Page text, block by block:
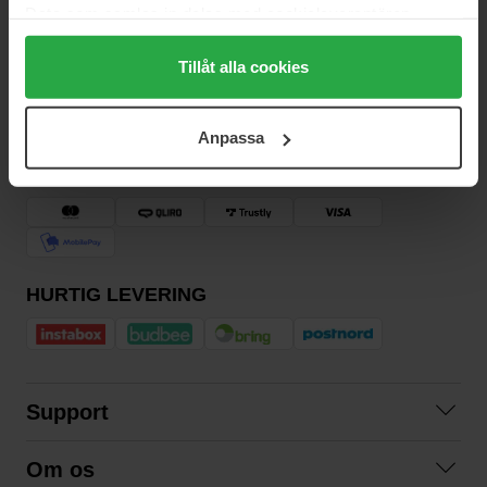
Genom att trycka på "Tillåt alla cookies" accepterar du
alla cookies, medan du under "Detaljer" kan anpassa
användningen av cookies. Du kan när som helst återkalla
samt vår Integritetspolicy.
Tillåt alla cookies
Anpassa
Vil du have de bedste beauty-nyheder direkte i din indbakke?
SIKKER BETALING
HURTIG LEVERING
Support
Om os